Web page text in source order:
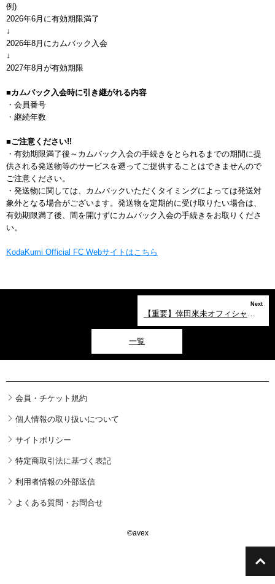
例)
2026年6月に有効期限満了
↓
2026年8月にカムバック入会
↓
2027年8月が有効期限
■カムバック入会時に引き継がれる内容
・会員番号
・継続年数
■ご注意ください!!
・有効期限満了後～カムバック入会の手続きをとられるまでの期間に提
供される発送物等のサービスを遡ってご提供することはできませんので
ご注意ください。
・発送物に関しては、カムバックいただくタイミングによっては発送対
象外となる場合がございます。発送物を定期的に受け取りたい場合は、
有効期限満了後、間を開けずにカムバック入会の手続きをお取りくださ
い。
KodaKumi Official FC Webサイトはこちら
Next
【重要】倖田來未オフィシャルファンクラブリニューアルに伴う「倖田組」連携手続きに関するご案内
一覧
会員・チケット規約
個人情報の取り扱いについて
サイトポリシー
特定商取引法に基づく表記
利用者情報の外部送信
よくある質問・お問合せ
©avex